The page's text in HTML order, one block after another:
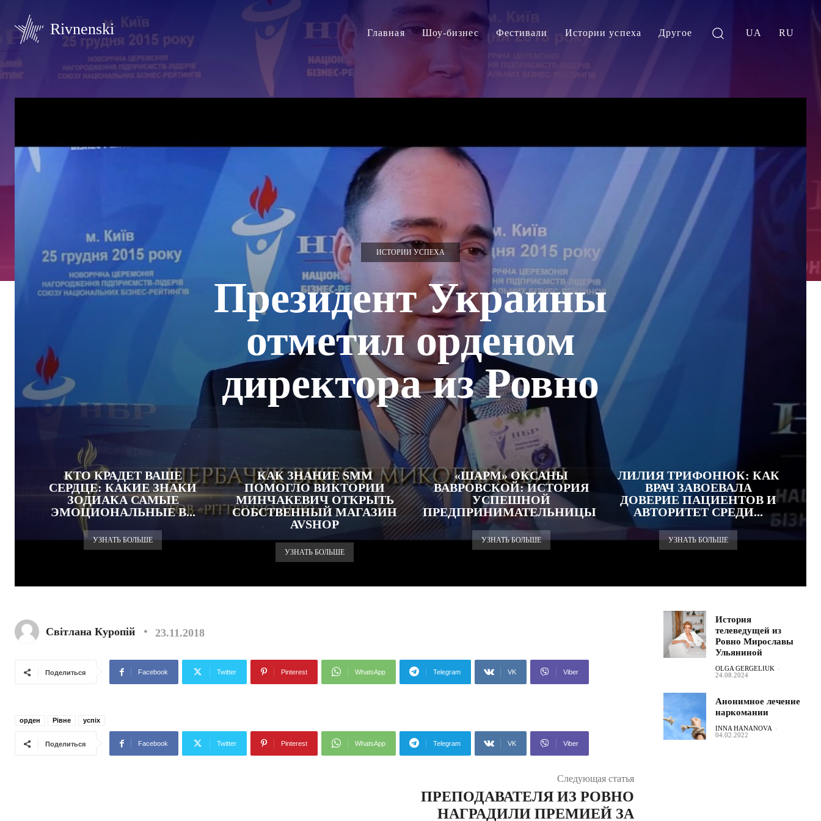
Rivnenski Главная Шоу-бизнес Фестивали Истории успеха Другое UA RU
ИСТОРИИ УСПЕХА
Президент Украины
отметил орденом
директора из Ровно
КТО КРАДЕТ ВАШЕ
СЕРДЦЕ: КАКИЕ ЗНАКИ
ЗОДИАКА САМЫЕ
ЭМОЦИОНАЛЬНЫЕ В...
УЗНАТЬ БОЛЬШЕ
КАК ЗНАНИЕ SMM
ПОМОГЛО ВИКТОРИИ
МИНЧАКЕВИЧ ОТКРЫТЬ
СОБСТВЕННЫЙ МАГАЗИН
AVSHOP
УЗНАТЬ БОЛЬШЕ
«ШАРМ» ОКСАНЫ
ВАВРОВСКОЙ: ИСТОРИЯ
УСПЕШНОЙ
ПРЕДПРИНИМАТЕЛЬНИЦЫ
УЗНАТЬ БОЛЬШЕ
ЛИЛИЯ ТРИФОНЮК: КАК
ВРАЧ ЗАВОЕВАЛА
ДОВЕРИЕ ПАЦИЕНТОВ И
АВТОРИТЕТ СРЕДИ...
УЗНАТЬ БОЛЬШЕ
Світлана Куропій 23.11.2018
Поделиться Facebook Twitter Pinterest WhatsApp Telegram VK Viber
орден Рівне успіх
Поделиться Facebook Twitter Pinterest WhatsApp Telegram VK Viber
Следующая статья
ПРЕПОДАВАТЕЛЯ ИЗ РОВНО
НАГРАДИЛИ ПРЕМИЕЙ ЗА
История
телеведущей из
Ровно Мирославы
Ульяниной
OLGA GERGELIUK -
24.08.2024
Анонимное лечение
наркомании
INNA HANANOVA -
04.02.2022